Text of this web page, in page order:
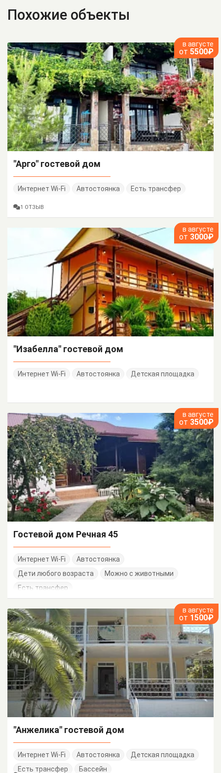
Похожие объекты
в августе
от 5500₽
"Арго" гостевой дом
Интернет Wi-Fi Автостоянка Есть трансфер
1 ОТЗЫВ
в августе
от 3000₽
"Изабелла" гостевой дом
Интернет Wi-Fi Автостоянка Детская площадка
в августе
от 3500₽
Гостевой дом Речная 45
Интернет Wi-Fi
Автостоянка
Дети любого возраста
Можно с животными
Есть трансфер
в августе
от 1500₽
"Анжелика" гостевой дом
Интернет Wi-Fi Автостоянка
Детская площадка
Есть трансфер
Бассейн